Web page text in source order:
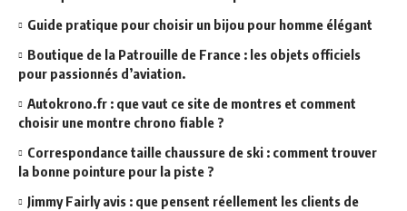
Guide pratique pour choisir un bijou pour homme élégant
Boutique de la Patrouille de France : les objets officiels
pour passionnés d’aviation.
Autokrono.fr : que vaut ce site de montres et comment
choisir une montre chrono fiable ?
Correspondance taille chaussure de ski : comment trouver
la bonne pointure pour la piste ?
Jimmy Fairly avis : que pensent réellement les clients de